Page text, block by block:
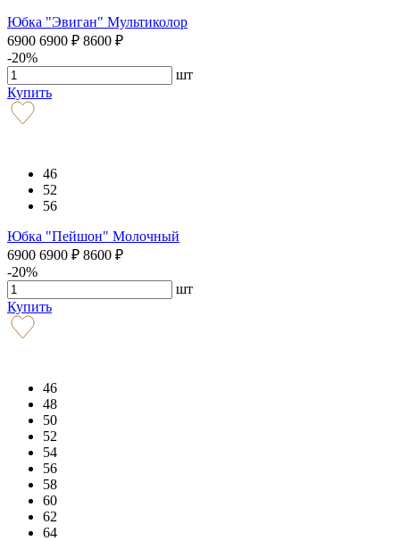
Юбка "Эвиган" Мультиколор
6900 6900 ₽ 8600 ₽
-20%
шт
Купить
46
52
56
Юбка "Пейшон" Молочный
6900 6900 ₽ 8600 ₽
-20%
шт
Купить
46
48
50
52
54
56
58
60
62
64